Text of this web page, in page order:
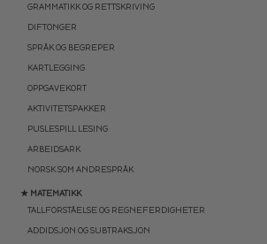
GRAMMATIKK OG RETTSKRIVING
DIFTONGER
SPRÅK OG BEGREPER
KARTLEGGING
OPPGAVEKORT
AKTIVITETSPAKKER
PUSLESPILL LESING
ARBEIDSARK
NORSK SOM ANDRESPRÅK
★ MATEMATIKK
TALLFORSTÅELSE OG REGNEFERDIGHETER
ADDIDSJON OG SUBTRAKSJON